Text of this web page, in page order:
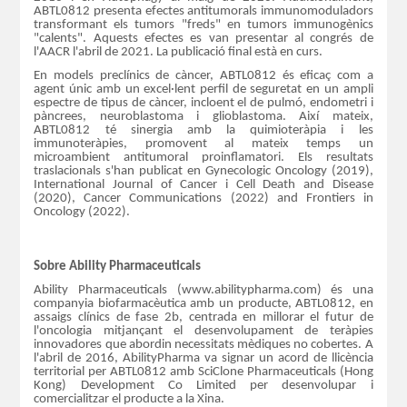
ABTL0812 presenta efectes antitumorals immunomoduladors
transformant els tumors "freds" en tumors immunogènics
"calents". Aquests efectes es van presentar al congrés de
l'AACR l'abril de 2021. La publicació final està en curs.
En models preclínics de càncer, ABTL0812 és eficaç com a
agent únic amb un excel·lent perfil de seguretat en un ampli
espectre de tipus de càncer, incloent el de pulmó, endometri i
pàncrees, neuroblastoma i glioblastoma. Així mateix,
ABTL0812 té sinergia amb la quimioteràpia i les
immunoteràpies, promovent al mateix temps un
microambient antitumoral proinflamatori. Els resultats
traslacionals s'han publicat en Gynecologic Oncology (2019),
International Journal of Cancer i Cell Death and Disease
(2020), Cancer Communications (2022) and Frontiers in
Oncology (2022).
Sobre Ability Pharmaceuticals
Ability Pharmaceuticals (www.abilitypharma.com) és una
companyia biofarmacèutica amb un producte, ABTL0812, en
assaigs clínics de fase 2b, centrada en millorar el futur de
l'oncologia mitjançant el desenvolupament de teràpies
innovadores que abordin necessitats mèdiques no cobertes. A
l'abril de 2016, AbilityPharma va signar un acord de llicència
territorial per ABTL0812 amb SciClone Pharmaceuticals (Hong
Kong) Development Co Limited per desenvolupar i
comercialitzar el producte a la Xina.